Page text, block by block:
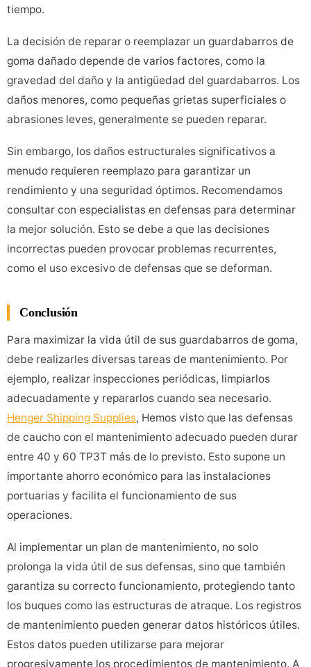
tiempo.
La decisión de reparar o reemplazar un guardabarros de
goma dañado depende de varios factores, como la
gravedad del daño y la antigüedad del guardabarros. Los
daños menores, como pequeñas grietas superficiales o
abrasiones leves, generalmente se pueden reparar.
Sin embargo, los daños estructurales significativos a
menudo requieren reemplazo para garantizar un
rendimiento y una seguridad óptimos. Recomendamos
consultar con especialistas en defensas para determinar
la mejor solución. Esto se debe a que las decisiones
incorrectas pueden provocar problemas recurrentes,
como el uso excesivo de defensas que se deforman.
Conclusión
Para maximizar la vida útil de sus guardabarros de goma,
debe realizarles diversas tareas de mantenimiento. Por
ejemplo, realizar inspecciones periódicas, limpiarlos
adecuadamente y repararlos cuando sea necesario.
Henger Shipping Supplies, Hemos visto que las defensas
de caucho con el mantenimiento adecuado pueden durar
entre 40 y 60 TP3T más de lo previsto. Esto supone un
importante ahorro económico para las instalaciones
portuarias y facilita el funcionamiento de sus
operaciones.
Al implementar un plan de mantenimiento, no solo
prolonga la vida útil de sus defensas, sino que también
garantiza su correcto funcionamiento, protegiendo tanto
los buques como las estructuras de atraque. Los registros
de mantenimiento pueden generar datos históricos útiles.
Estos datos pueden utilizarse para mejorar
progresivamente los procedimientos de mantenimiento. A